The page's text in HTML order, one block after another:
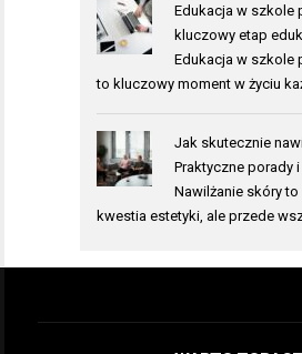
Edukacja w szkole
kluczowy etap
Edukacja w szkole
to kluczowy moment w życiu
Jak skutecznie
Praktyczne porady
Nawilżanie skóry to
kwestia estetyki, ale przede